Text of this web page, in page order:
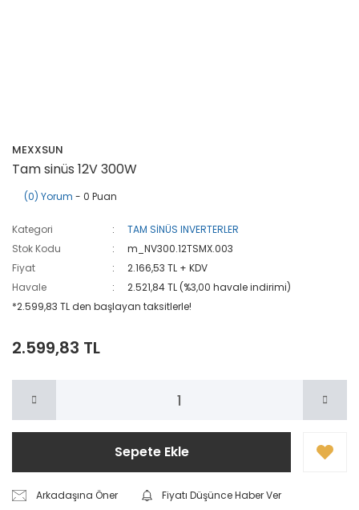
MEXXSUN
Tam sinüs 12V 300W
(0) Yorum - 0 Puan
Kategori
TAM SİNÜS INVERTERLER
Stok Kodu
m_NV300.12TSMX.003
Fiyat
2.166,53 TL + KDV
Havale
2.521,84 TL (%3,00 havale indirimi)
*2.599,83 TL den başlayan taksitlerle!
2.599,83 TL
Sepete Ekle
Arkadaşına Öner
Fiyatı Düşünce Haber Ver